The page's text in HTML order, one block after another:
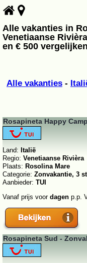
Alle vakanties in
Venetiaanse
en € 500
Alle vakanties -
Rosapineta Happy
Land: Italië
Regio: Venetiaanse Rivièra
Plaats: Rosolina Mare
Categorie: Zonvakantie, 3
Aanbieder: TUI
Vanaf prijs voor dagen p.p.
Rosapineta Sud -